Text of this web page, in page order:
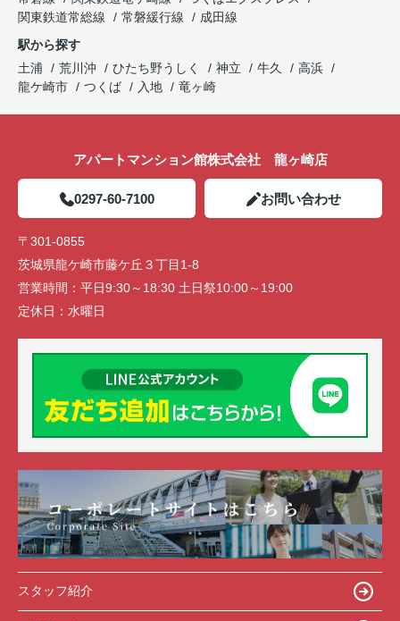
関東鉄道常総線
常磐緩行線
成田線
駅から探す
土浦
荒川沖 ひたち野うしく 神立 牛久
高浜
龍ケ崎市
つくば 入地 竜ヶ崎
アパートマンション館株式会社 龍ヶ崎店
0297-60-7100 お問い合わせ
〒301-0855
茨城県龍ケ崎市藤ケ丘３丁目1-8
営業時間： 平日9:30～18:30 土日祭10:00～19:00
定休日： 水曜日
スタッフ紹介